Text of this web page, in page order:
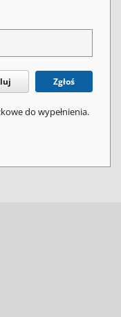
Zgłoś
do wypełnienia.